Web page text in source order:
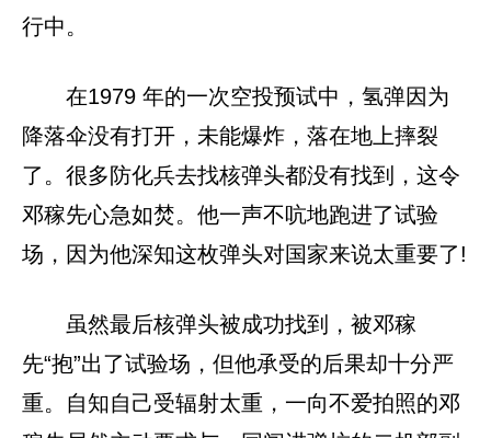
行中。
在1979 年的一次空投预试中，氢弹因为
降落伞没有打开，未能爆炸，落在地上摔裂
了。很多防化兵去找核弹头都没有找到，这令
邓稼先心急如焚。他一声不吭地跑进了试验
场，因为他深知这枚弹头对国家来说太重要了!
虽然最后核弹头被成功找到，被邓稼
先“抱”出了试验场，但他承受的后果却十分严
重。自知自己受辐射太重，一向不爱拍照的邓